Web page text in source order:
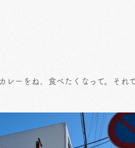
レーをね、食べたくなって。それ